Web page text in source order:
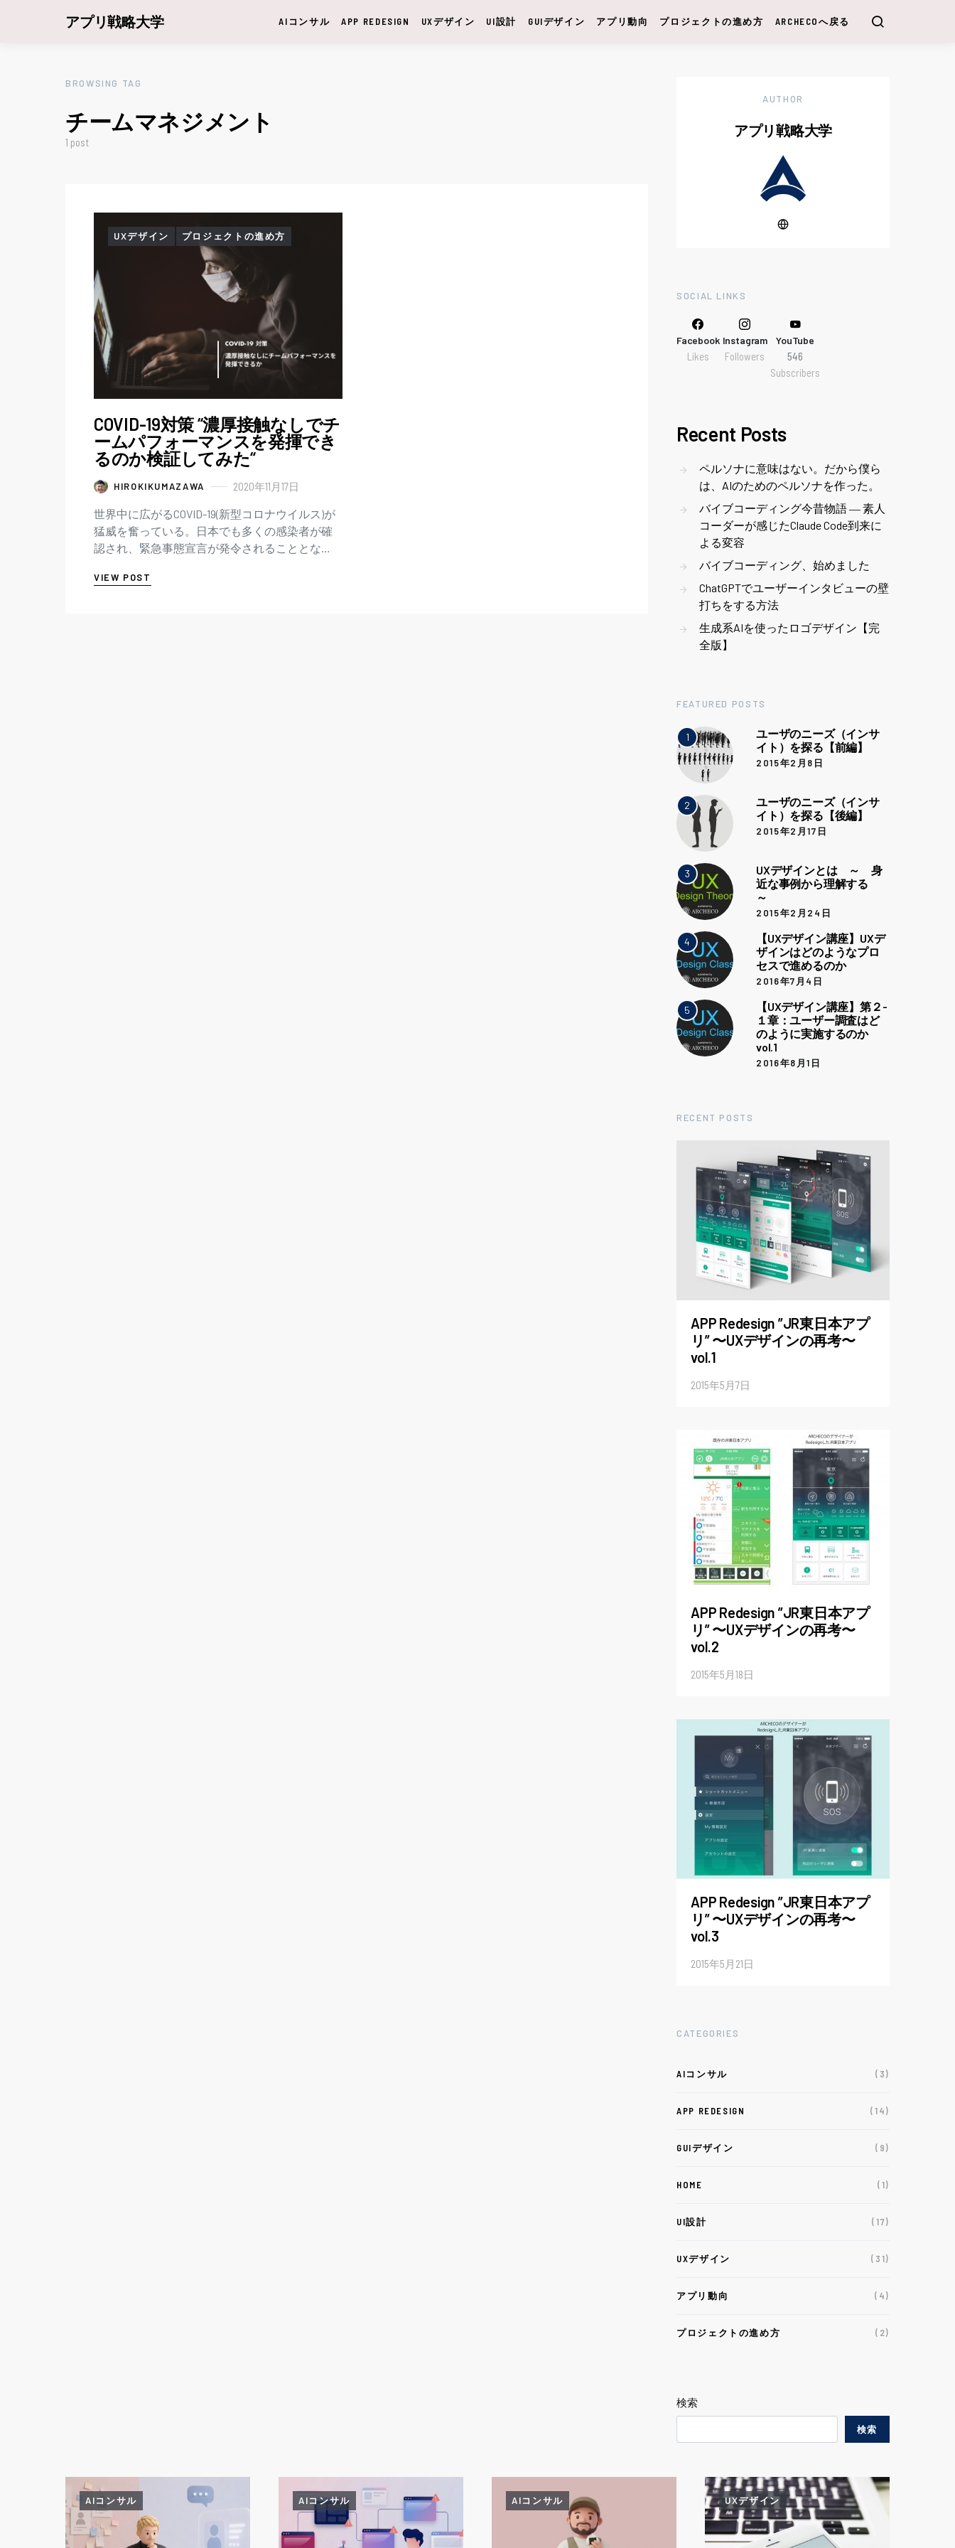
アプリ戦略大学 AIコンサル APP REDESIGN UXデザイン UI設計 GUIデザイン アプリ動向 プロジェクトの進め方 ARCHECOへ戻る
BROWSING TAG
チームマネジメント
1 post
UXデザイン プロジェクトの進め方
COVID-19対策 “濃厚接触なしでチ
ームパフォーマンスを発揮でき
るのか検証してみた“
HIROKIKUMAZAWA 2020年11月17日
世界中に広がるCOVID-19(新型コロナウイルス)が
猛威を奮っている。日本でも多くの感染者が確
認され、緊急事態宣言が発令されることとな
った。まだ現在でも第二…
VIEW POST
AUTHOR
アプリ戦略大学
SOCIAL LINKS
Facebook
Likes
Instagram
Followers
YouTube
546
Subscribers
Recent Posts
ペルソナに意味はない。だから僕ら
は、AIのためのペルソナを作った。
バイブコーディング今昔物語 ― 素人
コーダーが感じたClaude Code到来に
よる変容
バイブコーディング、始めました
ChatGPTでユーザーインタビューの壁
打ちをする方法
生成系AIを使ったロゴデザイン【完
全版】
FEATURED POSTS
1
ユーザのニーズ（インサ
イト）を探る【前編】
2015年2月8日
2
ユーザのニーズ（インサ
イト）を探る【後編】
2015年2月17日
3
UXデザインとは ～ 身
近な事例から理解する
～
2015年2月24日
4
【UXデザイン講座】UXデ
ザインはどのようなプロ
セスで進めるのか
2016年7月4日
5
【UXデザイン講座】第２-
１章：ユーザー調査はど
のように実施するのか
vol.1
2016年8月1日
RECENT POSTS
APP Redesign ”JR東日本アプ
リ” 〜UXデザインの再考〜
vol.1
2015年5月7日
APP Redesign ”JR東日本アプ
リ” 〜UXデザインの再考〜
vol.2
2015年5月18日
APP Redesign ”JR東日本アプ
リ” 〜UXデザインの再考〜
vol.3
2015年5月21日
CATEGORIES
AIコンサル (3)
APP REDESIGN (14)
GUIデザイン (9)
HOME (1)
UI設計 (17)
UXデザイン (31)
アプリ動向 (4)
プロジェクトの進め方 (2)
検索
検索
AIコンサル AIコンサル AIコンサル UXデザイン